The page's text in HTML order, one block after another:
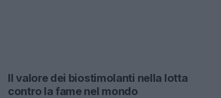
Il valore dei biostimolanti nella lotta
contro la fame nel mondo